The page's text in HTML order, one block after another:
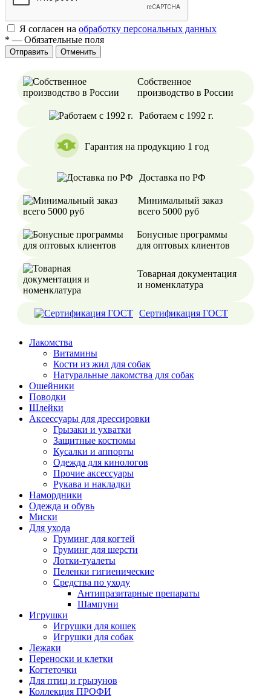
Я согласен на обработку персональных данных
* — Обязательные поля
Отменить
Собственное
производство в России
Работаем с 1992 г.
Гарантия на продукцию 1 год
Доставка по РФ
Минимальный заказ
всего 5000 руб
Бонусные программы
для оптовых клиентов
Товарная документация
и номенклатура
Сертификация ГОСТ
Лакомства
Витамины
Кости из жил для собак
Натуральные лакомства для собак
Ошейники
Поводки
Шлейки
Аксессуары для дрессировки
Грызаки и ухватки
Защитные костюмы
Кусалки и аппорты
Одежда для кинологов
Прочие аксессуары
Рукава и накладки
Намордники
Одежда и обувь
Миски
Для ухода
Груминг для когтей
Груминг для шерсти
Лотки-туалеты
Пеленки гигиенические
Средства по уходу
Антипразитарные препараты
Шампуни
Игрушки
Игрушки для кошек
Игрушки для собак
Лежаки
Переноски и клетки
Когтеточки
Для птиц и грызунов
Коллекция ПРОФИ